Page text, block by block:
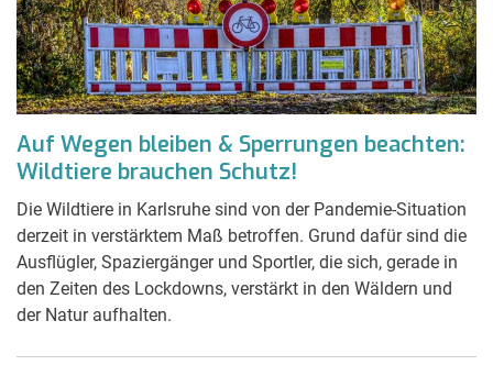
Auf Wegen bleiben & Sperrungen beachten:
Wildtiere brauchen Schutz!
Die Wildtiere in Karlsruhe sind von der Pandemie-Situation
derzeit in verstärktem Maß betroffen. Grund dafür sind die
Ausflügler, Spaziergänger und Sportler, die sich, gerade in
den Zeiten des Lockdowns, verstärkt in den Wäldern und
der Natur aufhalten.